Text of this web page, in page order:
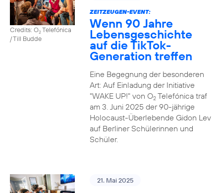
Credits: O2Telefónica
/ Till Budde
ZEITZEUGEN-EVENT:
Wenn 90 Jahre
Lebensgeschichte
auf die TikTok-
Generation treffen
Eine Begegnung der besonderen
Art: Auf Einladung der Initiative
"WAKE UP!" von O2Telefónica traf
am 3. Juni 2025 der 90-jährige
Holocaust-Überlebende Gidon Lev
auf Berliner Schülerinnen und
Schüler.
21. Mai 2025